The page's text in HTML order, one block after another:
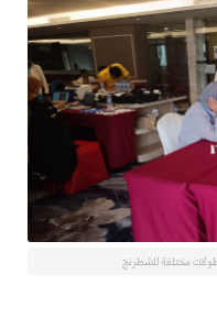
مختلفة للشطرنج